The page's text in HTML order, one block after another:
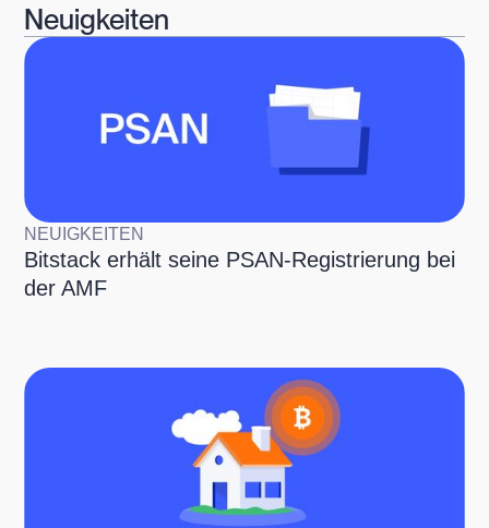
Neuigkeiten
NEUIGKEITEN
Bitstack erhält seine PSAN-Registrierung bei
der AMF